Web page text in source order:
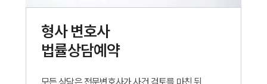
형사변호사
법률상담예약
모든 상담은 전문변호사가 사건 검토를 마친 뒤